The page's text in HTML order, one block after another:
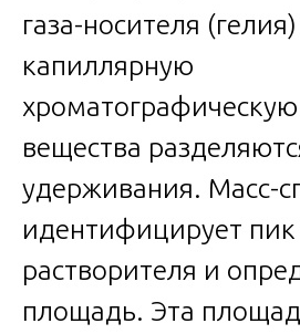
газа-носителя
капиллярную
вещества
удерживания. Масс-
идентифицирует пик
растворителя и
площадь. Эта